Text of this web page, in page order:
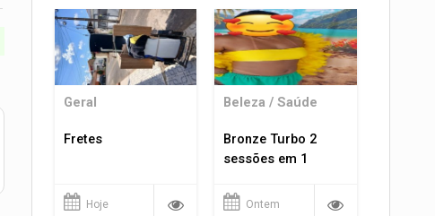
Geral
Fretes
Hoje
Beleza / Saúde
Bronze Turbo 2
sessões em 1
Ontem